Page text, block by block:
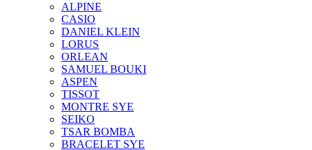
ALPINE
CASIO
DANIEL KLEIN
LORUS
ORLEAN
SAMUEL BOUKI
ASPEN
TISSOT
MONTRE SYE
SEIKO
TSAR BOMBA
BRACELET SYE